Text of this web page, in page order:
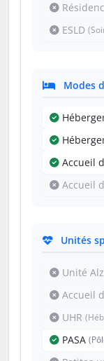
ESLD
Modes
Accueil
Accueil
Unités
Unité
Accueil
UHR
PASA